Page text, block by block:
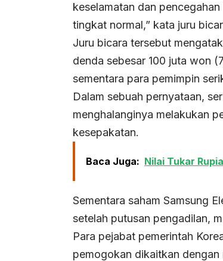
keselamatan dan
tingkat normal,” kata juru
Juru bicara tersebut
denda sebesar 100 juta won
sementara para pemimpin
Dalam sebuah pernyataan,
menghalanginya melakukan
kesepakatan.
Baca Juga: Nilai Tukar
Sementara saham Samsung
setelah putusan pengadilan,
Para pejabat pemerintah
pemogokan dikaitkan